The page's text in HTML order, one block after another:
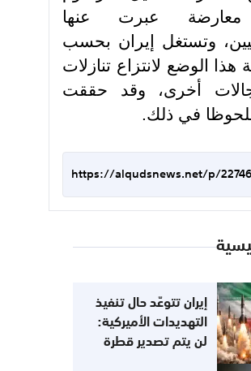
عبرت عنها
وتستغل إيران بحسب
هذا الوضع لانتزاع تنازلات
أخرى، وقد حققت
في ذلك.
https://alqudsnews.net/p/
إيران تتوعّد حال تنفيذ
التهديدات الأميركية:
لن يتم تصدير قطرة